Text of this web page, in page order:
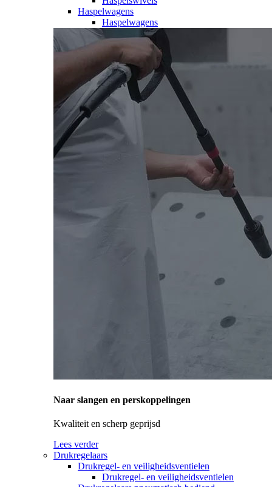
Haspelwagens
Haspelwagens
Naar slangen en perskoppelingen
Kwaliteit en scherp geprijsd
Lees verder
Drukregelaars
Drukregel- en veiligheidsventielen
Drukregel- en veiligheidsventielen